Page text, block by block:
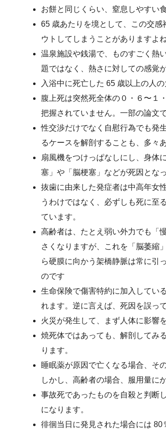
お餅と同じくらい、窒息しやすい
65 歳あたりを境として、この交
ウトしてしまうことがありますよ
温泉施設や銭湯で、ものすごく熱
題ではなく、熱さに対しての感覚
入浴中に死亡した 65 歳以上の人
腹上死は突然死全体の０・６〜１
把握されていません。一部の論文
性交渉だけでなく自慰行為でも発
るケースを解剖することも、多々
扇風機をつけっぱなしにし、身体
塞」や「脳梗塞」などが死因とな
抜歯に由来した発症者は中高年女
うわけではなく、必ずしも死に至
ています。
高齢者は、たとえ弱い外力でも「
さくなりますが、これを「脳萎
ら硬膜に向かう架橋静脈は常に引
のです
生命保険で傷害特約に加入してい
れます。逆に言えば、死因を誤っ
火災が発生して、まず人体に影響
焼死体ではあっても、解剖してみ
ります。
睡眠薬が原因で亡くなる場合、
しかし、高齢者の場合、服用量に
事故死であったものを自殺と判断
になります。
徘徊当日に発見された場合には